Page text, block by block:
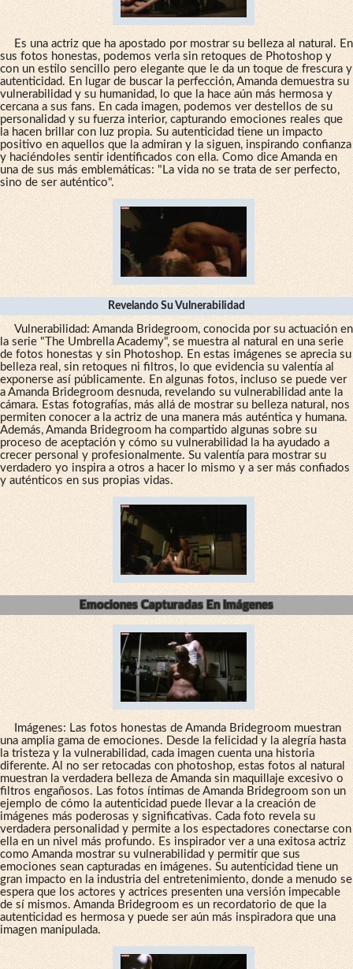
Es una actriz que ha apostado por mostrar su belleza al natural. En
sus fotos honestas, podemos verla sin retoques de Photoshop y
con un estilo sencillo pero elegante que le da un toque de frescura y
autenticidad. En lugar de buscar la perfección, Amanda demuestra su
vulnerabilidad y su humanidad, lo que la hace aún más hermosa y
cercana a sus fans. En cada imagen, podemos ver destellos de su
personalidad y su fuerza interior, capturando emociones reales que
la hacen brillar con luz propia. Su autenticidad tiene un impacto
positivo en aquellos que la admiran y la siguen, inspirando confianza
y haciéndoles sentir identificados con ella. Como dice Amanda en
una de sus más emblemáticas: "La vida no se trata de ser perfecto,
sino de ser auténtico".
Revelando Su Vulnerabilidad
Vulnerabilidad: Amanda Bridegroom, conocida por su actuación en
la serie "The Umbrella Academy", se muestra al natural en una serie
de fotos honestas y sin Photoshop. En estas imágenes se aprecia su
belleza real, sin retoques ni filtros, lo que evidencia su valentía al
exponerse así públicamente. En algunas fotos, incluso se puede ver
a Amanda Bridegroom desnuda, revelando su vulnerabilidad ante la
cámara. Estas fotografías, más allá de mostrar su belleza natural, nos
permiten conocer a la actriz de una manera más auténtica y humana.
Además, Amanda Bridegroom ha compartido algunas sobre su
proceso de aceptación y cómo su vulnerabilidad la ha ayudado a
crecer personal y profesionalmente. Su valentía para mostrar su
verdadero yo inspira a otros a hacer lo mismo y a ser más confiados
y auténticos en sus propias vidas.
Emociones Capturadas En Imágenes
Imágenes: Las fotos honestas de Amanda Bridegroom muestran
una amplia gama de emociones. Desde la felicidad y la alegría hasta
la tristeza y la vulnerabilidad, cada imagen cuenta una historia
diferente. Al no ser retocadas con photoshop, estas fotos al natural
muestran la verdadera belleza de Amanda sin maquillaje excesivo o
filtros engañosos. Las fotos íntimas de Amanda Bridegroom son un
ejemplo de cómo la autenticidad puede llevar a la creación de
imágenes más poderosas y significativas. Cada foto revela su
verdadera personalidad y permite a los espectadores conectarse con
ella en un nivel más profundo. Es inspirador ver a una exitosa actriz
como Amanda mostrar su vulnerabilidad y permitir que sus
emociones sean capturadas en imágenes. Su autenticidad tiene un
gran impacto en la industria del entretenimiento, donde a menudo se
espera que los actores y actrices presenten una versión impecable
de sí mismos. Amanda Bridegroom es un recordatorio de que la
autenticidad es hermosa y puede ser aún más inspiradora que una
imagen manipulada.